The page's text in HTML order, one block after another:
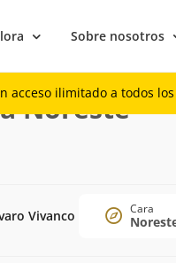
Sobre nosotros
acceso ilimitado a todos
Noreste
Vivanco Cara